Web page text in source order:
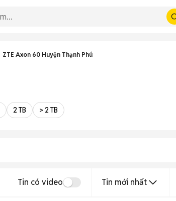
ZTE Axon 60 Huyện Thạnh Phú
2 TB > 2 TB
Tin có video Tin mới nhất